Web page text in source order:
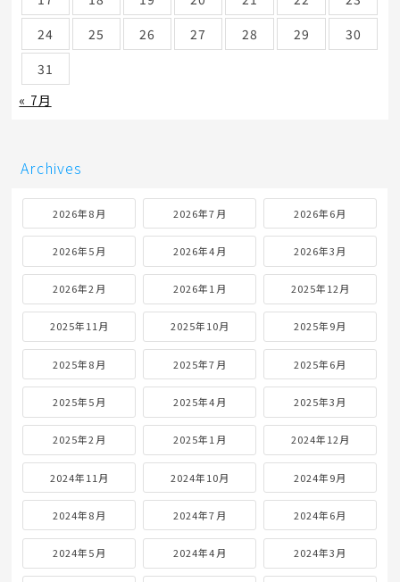
24
25 26 27 28 29
30
31
« 7月
Archives
2026年8月 2026年7月 2026年6月
2026年5月 2026年4月 2026年3月
2026年2月 2026年1月 2025年12月
2025年11月 2025年10月 2025年9月
2025年8月 2025年7月 2025年6月
2025年5月 2025年4月 2025年3月
2025年2月 2025年1月 2024年12月
2024年11月 2024年10月 2024年9月
2024年8月 2024年7月 2024年6月
2024年5月 2024年4月 2024年3月